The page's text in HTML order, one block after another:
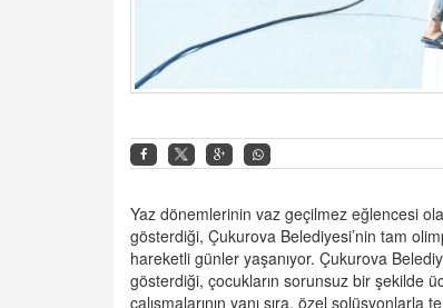
Yaz dönemlerinin vaz geçilmez eğlencesi
gösterdiği, Çukurova Belediyesi’nin tam
hareketli günler yaşanıyor. Çukurova
gösterdiği, çocukların sorunsuz bir şekilde
çalışmalarının yanı sıra, özel